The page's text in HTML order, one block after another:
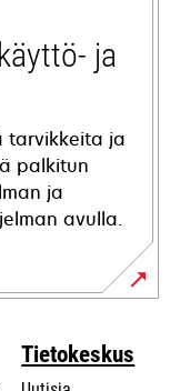
ja
tarvikkeita ja
palkitun
ja
avulla.
Tietokeskus